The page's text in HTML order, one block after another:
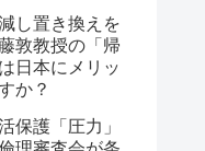
し置き換えを
敦教授の「帰
日本にメリッ
か？
保護「圧力」